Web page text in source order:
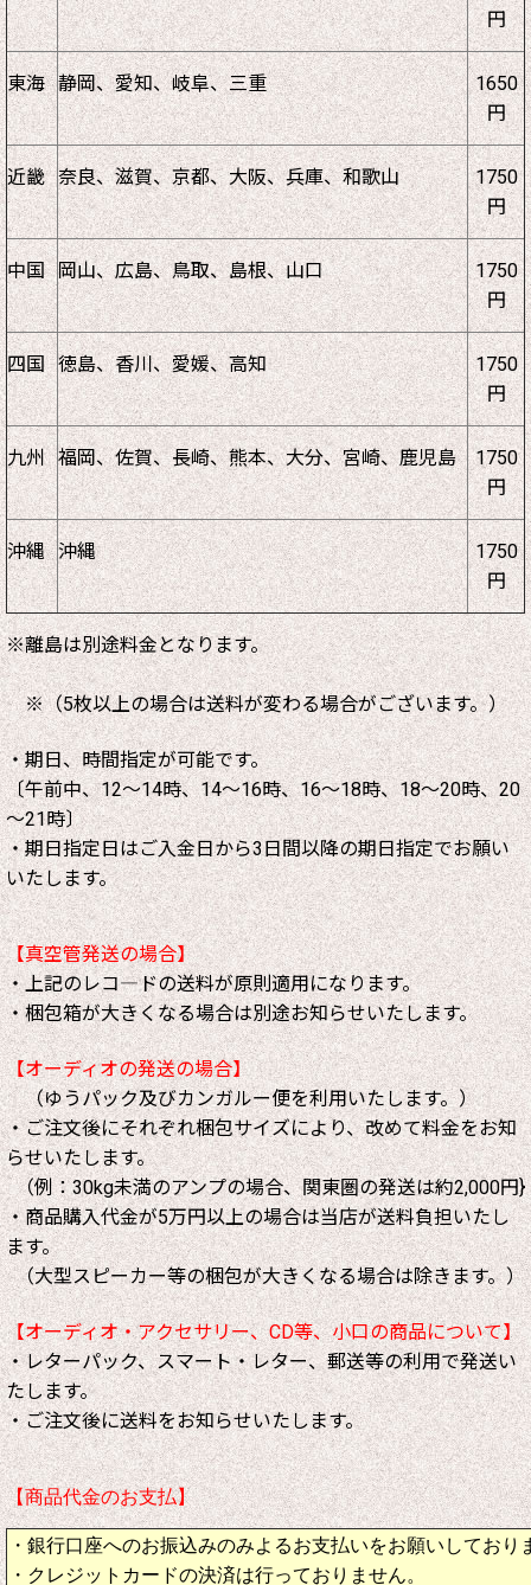
円
東海 静岡、愛知、岐阜、三重
1650
円
近畿 奈良、滋賀、京都、大阪、兵庫、和歌山
1750
円
中国 岡山、広島、鳥取、島根、山口
1750
円
四国 徳島、香川、愛媛、高知
1750
円
九州 福岡、佐賀、長崎、熊本、大分、宮崎、鹿児島
1750
円
沖縄 沖縄
1750
円
※離島は別途料金となります。
※（5枚以上の場合は送料が変わる場合がございます。）
・期日、時間指定が可能です。
〔午前中、12～14時、14～16時、16～18時、18～20時、20
～21時〕
・期日指定日はご入金日から3日間以降の期日指定でお願い
いたします。
【真空管発送の場合】
・上記のレコ―ドの送料が原則適用になります。
・梱包箱が大きくなる場合は別途お知らせいたします。
【オーディオの発送の場合】
（ゆうパック及びカンガルー便を利用いたします。）
・ご注文後にそれぞれ梱包サイズにより、改めて料金をお知
らせいたします。
（例：30kg未満のアンプの場合、関東圏の発送は約2,000円}
・商品購入代金が5万円以上の場合は当店が送料負担いたし
ます。
（大型スピーカー等の梱包が大きくなる場合は除きます。）
【オーディオ・アクセサリー、CD等、小口の商品について】
・レターパック、スマート・レター、郵送等の利用で発送い
たします。
・ご注文後に送料をお知らせいたします。
【商品代金のお支払】
・銀行口座へのお振込みのみよるお支払いをお願いしており
・クレジットカードの決済は行っておりません。